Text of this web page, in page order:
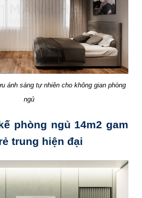
ánh sáng tự nhiên cho không gian phòng
ngủ
phòng ngủ 14m2 gam
trung hiện đại